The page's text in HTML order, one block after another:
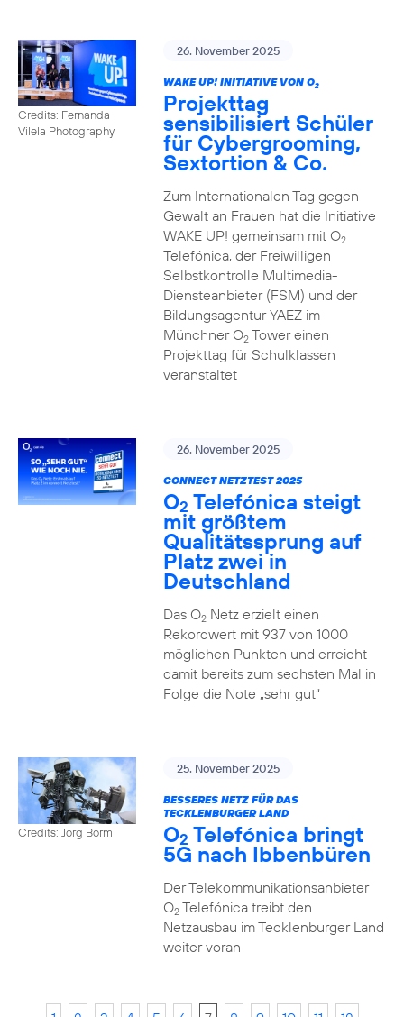
Credits: Fernanda
Vilela Photography
26. November 2025
WAKE UP! INITIATIVE VON O2
Projekttag
sensibilisiert Schüler
für Cybergrooming,
Sextortion & Co.
Zum Internationalen Tag gegen
Gewalt an Frauen hat die Initiative
WAKE UP! gemeinsam mit O2
Telefónica, der Freiwilligen
Selbstkontrolle Multimedia-
Diensteanbieter (FSM) und der
Bildungsagentur YAEZ im
Münchner O2Tower einen
Projekttag für Schulklassen
veranstaltet
26. November 2025
CONNECT NETZTEST 2025
O2 Telefónica steigt
mit größtem
Qualitätssprung auf
Platz zwei in
Deutschland
Das O2Netz erzielt einen
Rekordwert mit 937 von 1000
möglichen Punkten und erreicht
damit bereits zum sechsten Mal in
Folge die Note „sehr gut“
Credits: Jörg Borm
25. November 2025
BESSERES NETZ FÜR DAS
TECKLENBURGER LAND
O2 Telefónica bringt
5G nach Ibbenbüren
Der Telekommunikationsanbieter
O2Telefónica treibt den
Netzausbau im Tecklenburger Land
weiter voran